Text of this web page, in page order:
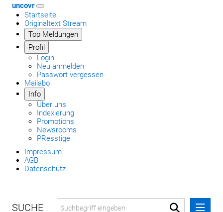
uncovr
Startseite
Originaltext Stream
Top Meldungen
Profil
Login
Neu anmelden
Passwort vergessen
Mailabo
Info
Über uns
Indexierung
Promotions
Newsrooms
PResstige
Impressum
AGB
Datenschutz